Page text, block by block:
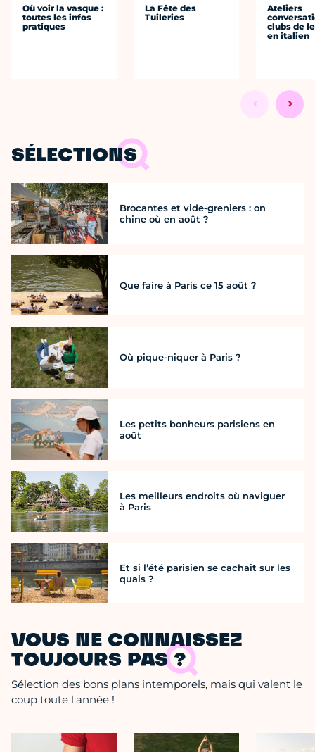
Où voir la vasque :
toutes les infos
pratiques
La Fête des
Tuileries
Ateliers
clubs de
en italien
SÉLECTIONS
Brocantes et vide-greniers : on
chine où en août ?
Que faire à Paris ce 15 août ?
Où pique-niquer à Paris ?
Les petits bonheurs parisiens en
août
Les meilleurs endroits où naviguer
à Paris
Et si l’été parisien se cachait sur les
quais ?
VOUS NE CONNAISSEZ
TOUJOURS PAS ?
Sélection des bons plans intemporels, mais qui valent le
coup toute l'année !